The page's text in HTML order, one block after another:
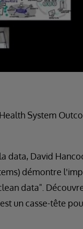
System
data, David
démontre
data".
un casse-tête